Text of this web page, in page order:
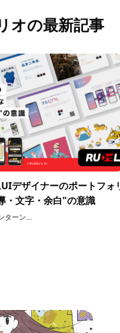
オの最新記事
デザイナーのポートフォ
・文字・余白"の意識
ォリオゲームUIデザイナー【PR】ルーデル